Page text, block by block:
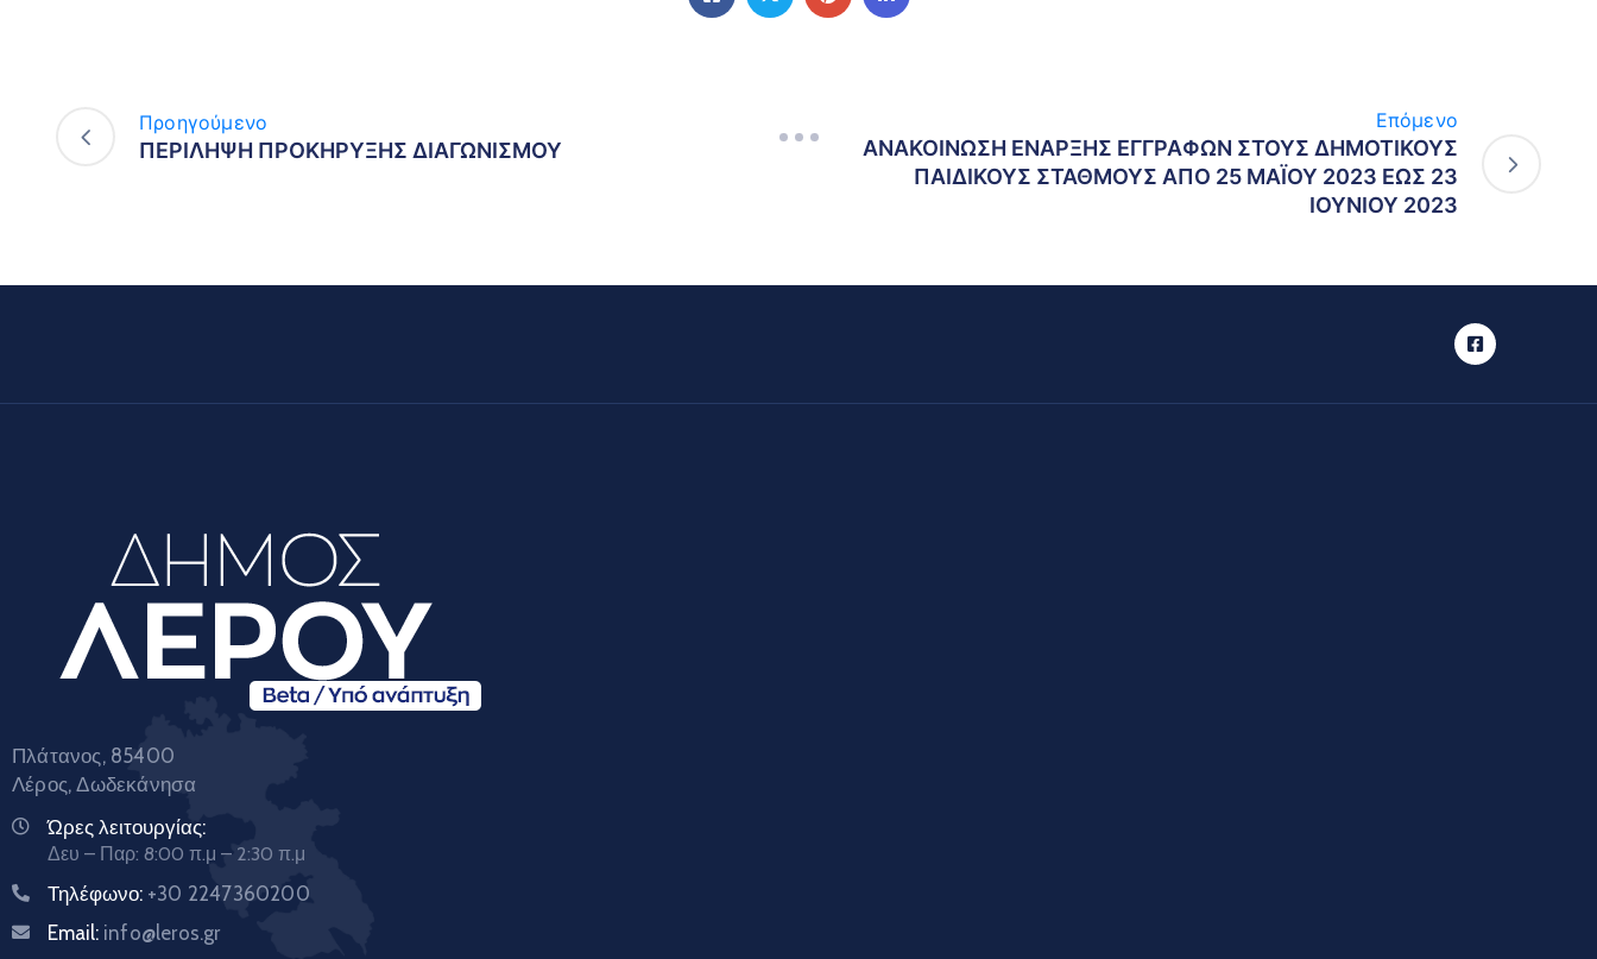
Προηγούμενο
ΠΕΡΙΛΗΨΗ ΠΡΟΚΗΡΥΞΗΣ ΔΙΑΓΩΝΙΣΜΟΥ
Επόμενο
ΑΝΑΚΟΙΝΩΣΗ ΕΝΑΡΞΗΣ ΕΓΓΡΑΦΩΝ ΣΤΟΥΣ ΔΗΜΟΤΙΚΟΥΣ
ΠΑΙΔΙΚΟΥΣ ΣΤΑΘΜΟΥΣ ΑΠΟ 25 ΜΑΪΟΥ 2023 ΕΩΣ 23
ΙΟΥΝΙΟΥ 2023
Πλάτανος, 85400
Λέρος, Δωδεκάνησα
Ώρες λειτουργίας:
Δευ – Παρ: 8:00 π.μ – 2:30 π.μ
Τηλέφωνο: +30 2247360200
Email: info@leros.gr